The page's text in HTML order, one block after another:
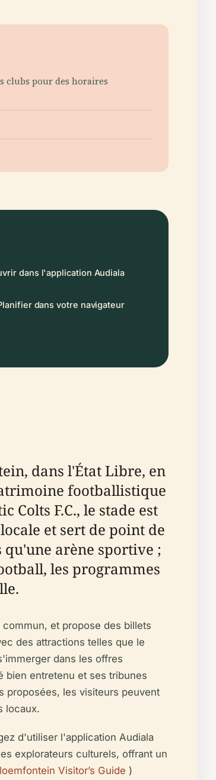
clubs pour des horaires
dans l'application Audiala
dans votre navigateur
dans l'État Libre, en
footballistique
Colts F.C., le stade est
et sert de point de
arène sportive ;
les programmes
et propose des billets
des attractions telles que le
dans les offres
bien entretenu et ses tribunes
proposées, les visiteurs peuvent
locaux.
d'utiliser l'application Audiala
explorateurs culturels, offrant un
Visitor’s Guide )